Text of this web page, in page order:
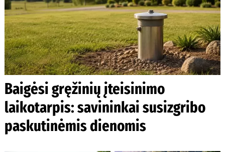
Baigėsi gręžinių įteisinimo
laikotarpis: savininkai susizgribo
paskutinėmis dienomis